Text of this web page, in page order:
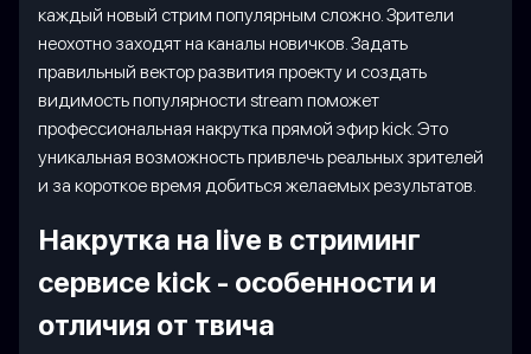
каждый новый стрим популярным сложно. Зрители
неохотно заходят на каналы новичков. Задать
правильный вектор развития проекту и создать
видимость популярности stream поможет
профессиональная накрутка прямой эфир kick. Это
уникальная возможность привлечь реальных зрителей
и за короткое время добиться желаемых результатов.
Накрутка на live в стриминг
сервисе kick - особенности и
отличия от твича